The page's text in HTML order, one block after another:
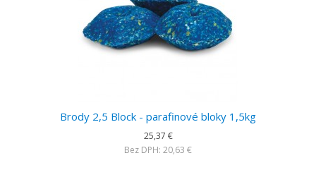
Brody 2,5 Block - parafinové bloky 1,5kg
25,37 €
Bez DPH: 20,63 €